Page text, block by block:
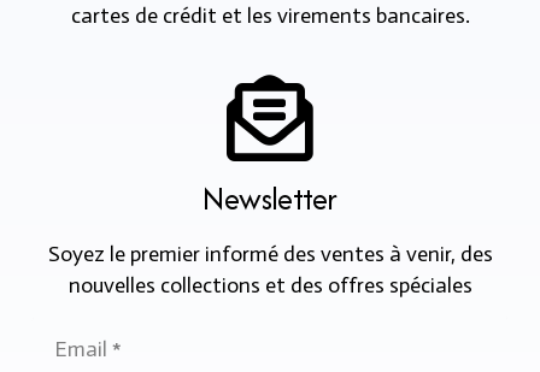
cartes de crédit et les virements bancaires.
Newsletter
Soyez le premier informé des ventes à venir, des
nouvelles collections et des offres spéciales